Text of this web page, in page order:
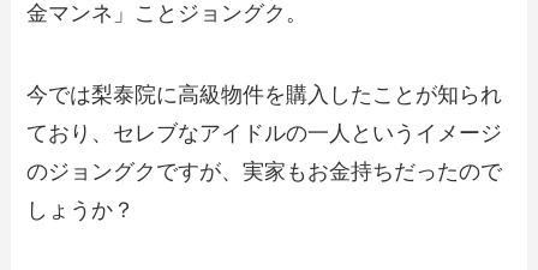
金マンネ」ことジョングク。
今では梨泰院に高級物件を購入したことが知られ
ており、セレブなアイドルの一人というイメージ
のジョングクですが、実家もお金持ちだったので
しょうか？